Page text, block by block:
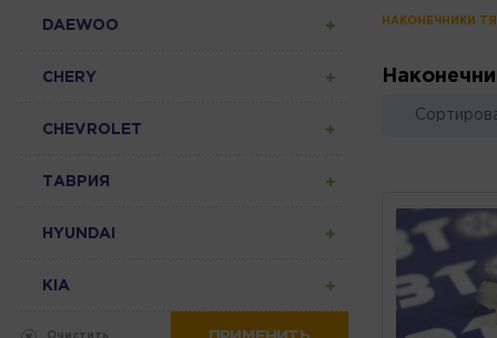
DAEWOO
CHERY
CHEVROLET
ТАВРИЯ
HYUNDAI
KIA
Очистить
НАКОНЕЧНИКИ